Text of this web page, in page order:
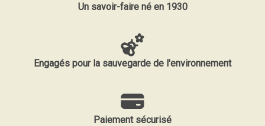
Un savoir-faire né en 1930
Engagés pour la sauvegarde de l'environnement
Paiement sécurisé